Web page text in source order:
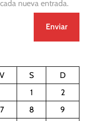
nueva entrada.
V S
D
1
2
7 8
9